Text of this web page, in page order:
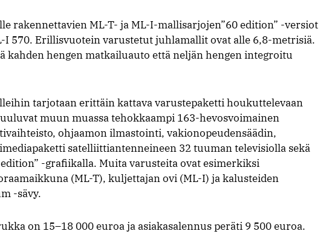
rakennettavien ML-T- ja ML-I-mallisarjojen”60 edition” -versiot
I 570. Erillisvuotein varustetut juhlamallit ovat alle 6,8-metrisiä.
kahden hengen matkailuauto että neljän hengen integroitu
tarjotaan erittäin kattava varustepaketti houkuttelevaan
muun muassa tehokkaampi 163-hevosvoimainen
ohjaamon ilmastointi, vakionopeudensäädin,
satelliittiantenneineen 32 tuuman televisiolla sekä
-grafiikalla. Muita varusteita ovat esimerkiksi
(ML-T), kuljettajan ovi (ML-I) ja kalusteiden
-sävy.
on 15–18 000 euroa ja asiakasalennus peräti 9 500 euroa.